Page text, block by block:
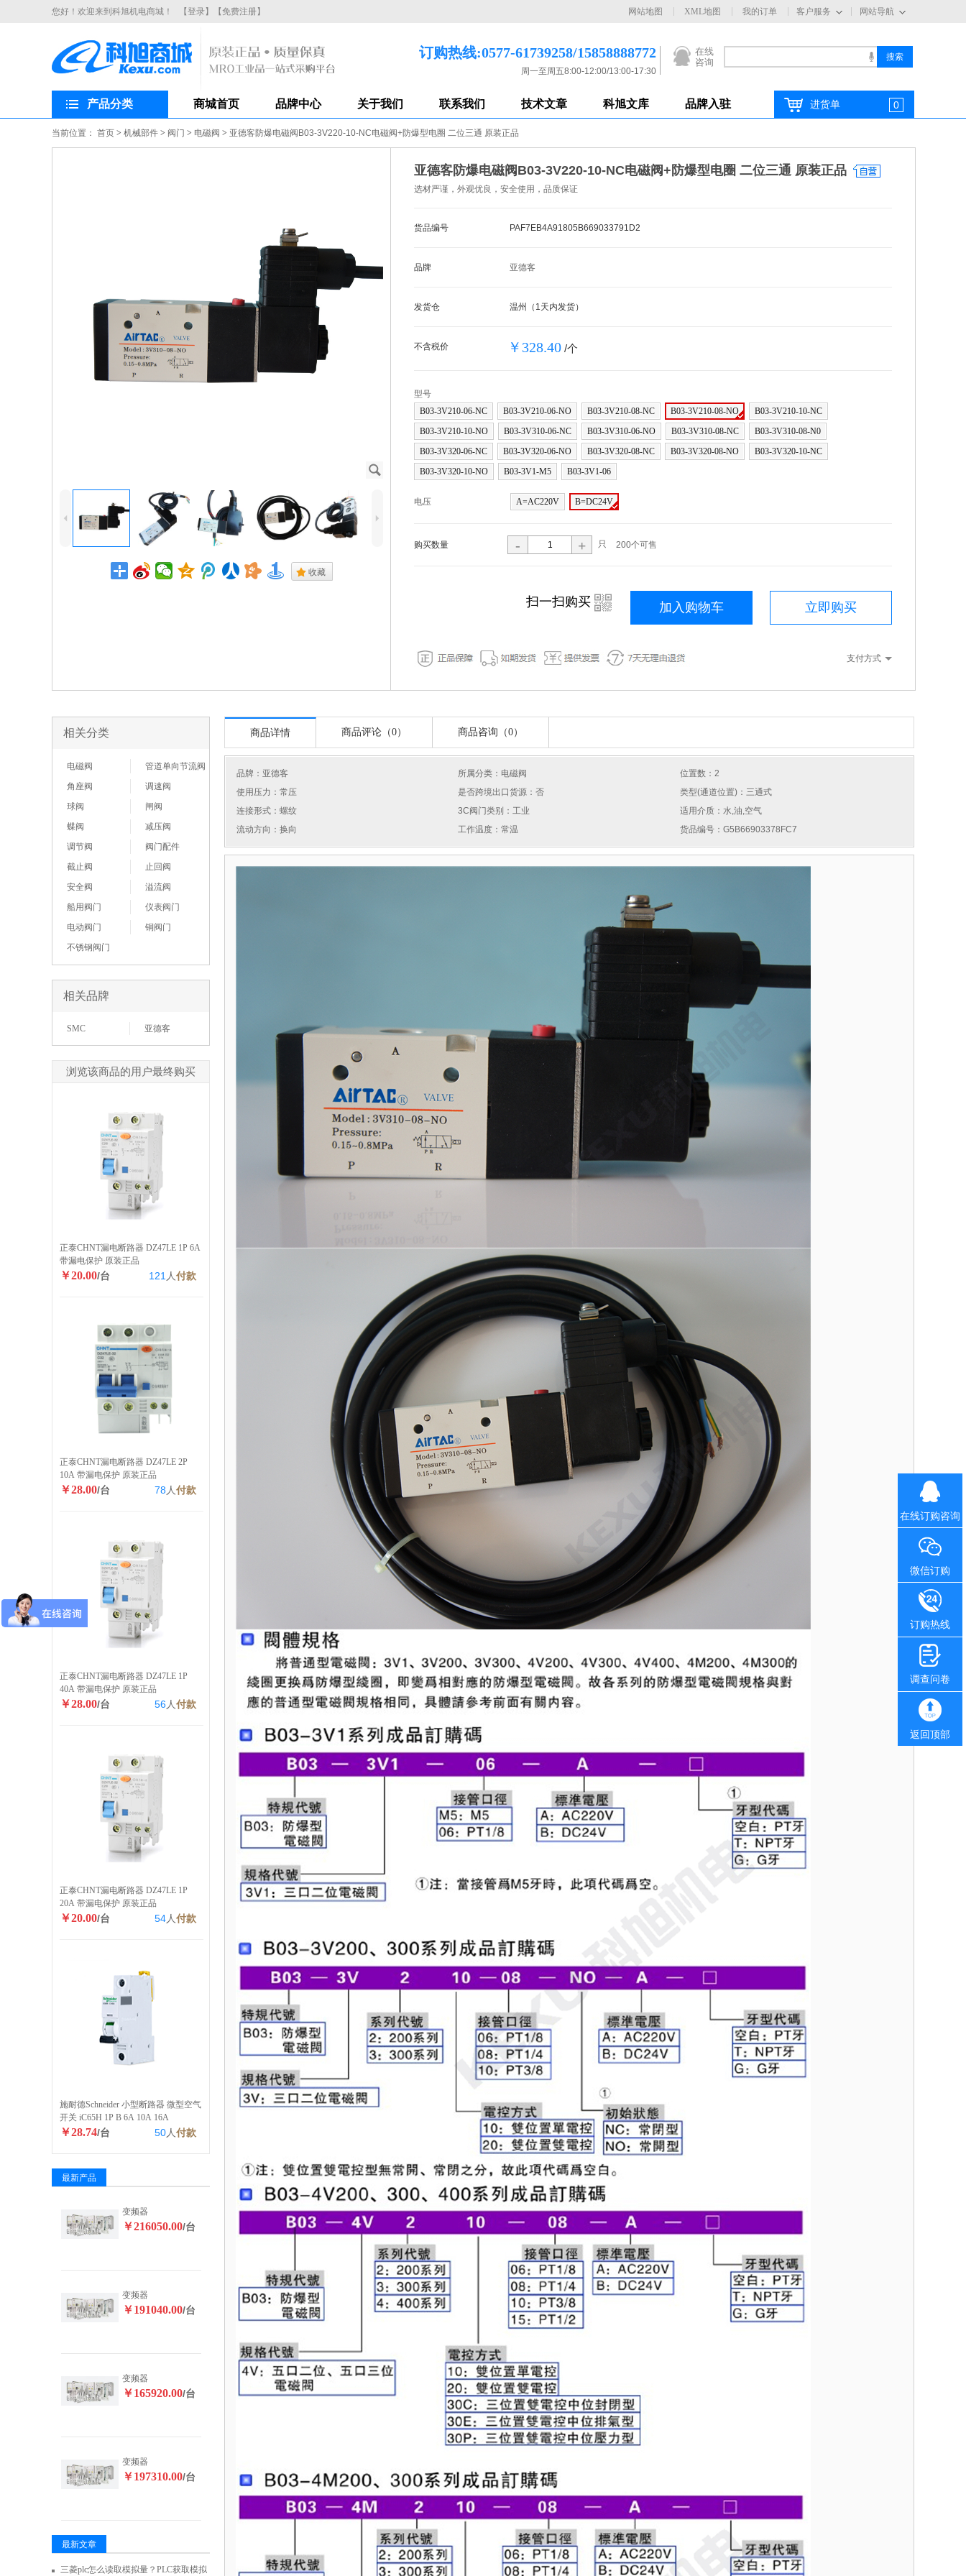
您好！欢迎来到科旭机电商城！ 【登录】 【免费注册】 网站导航
客户服务
网站地图 XML地图 我的订单
在线
咨询
订购热线:0577-61739258/15858888772
周一至周五8:00-12:00/13:00-17:30
产品分类 商城首页 品牌中心 关于我们 联系我们 技术文章 科旭文库 品牌入驻 进货单 0
当前位置： 首页 > 机械部件 > 阀门 > 电磁阀 > 亚德客防爆电磁阀B03-3V220-10-NC电磁阀+防爆型电圈 二位三通 原装正品
J
4 5
. 收藏
亚德客防爆电磁阀B03-3V220-10-NC电磁阀+防爆型电圈 二位三通 原装正品
选材严谨，外观优良，安全使用，品质保证
货品编号 PAF7EB4A91805B669033791D2
品牌 亚德客
发货仓 温州（1天内发货）
不含税价 ￥328.40 /个
型号
B03-3V210-06-NC
B03-3V210-06-NO B03-3V210-08-NC B03-3V210-08-NO
B03-3V210-10-NC
B03-3V210-10-NO
B03-3V310-06-NC B03-3V310-06-NO B03-3V310-08-NC
B03-3V310-08-N0
B03-3V320-06-NC
B03-3V320-06-NO B03-3V320-08-NC B03-3V320-08-NO
B03-3V320-10-NC
B03-3V320-10-NO
B03-3V1-M5 B03-3V1-06
电压 A=AC220V B=DC24V
购买数量 - + 只 200个可售
立即购买
加入购物车
扫一扫购买 i
支付方式
相关分类
电磁阀
管道单向节流阀
角座阀
调速阀
球阀
闸阀
蝶阀
减压阀
调节阀
阀门配件
截止阀
止回阀
安全阀
溢流阀
船用阀门
仪表阀门
电动阀门
铜阀门
不锈钢阀门
相关品牌
SMC 亚德客
浏览该商品的用户最终购买
正泰CHNT漏电断路器 DZ47LE 1P 6A
带漏电保护 原装正品
￥20.00/台 121 人付款
正泰CHNT漏电断路器 DZ47LE 2P
10A 带漏电保护 原装正品
￥28.00/台 78 人付款
正泰CHNT漏电断路器 DZ47LE 1P
40A 带漏电保护 原装正品
￥28.00/台 56人付款
正泰CHNT漏电断路器 DZ47LE 1P
20A 带漏电保护 原装正品
￥20.00/台 54人付款
施耐德Schneider 小型断路器 微型空气
开关 iC65H 1P B 6A 10A 16A
￥28.74/台 50人付款
最新产品
变频器
￥216050.00/台
变频器
￥191040.00/台
变频器
￥165920.00/台
变频器
￥197310.00/台
最新文章
三菱plc怎么读取模拟量？PLC获取模拟
商品详情 商品评论（0） 商品咨询（0）
品牌： 亚德客 所属分类：电磁阀
位置数：2
使用压力：常压
是否跨境出口货源：否
类型(通道位置)：三通式
连接形式：螺纹
3C阀门类别：工业
适用介质：水,油,空气
流动方向：换向
工作温度：常温 货品编号：G5B66903378FC7
在线订购咨询
微信订购
订购热线
调查问卷
返回顶部